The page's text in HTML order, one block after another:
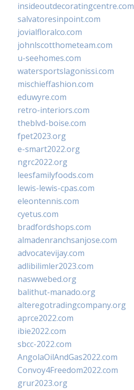
insideoutdecoratingcentre.com
salvatoresinpoint.com
jovialfloralco.com
johnlscotthometeam.com
u-seehomes.com
watersportslagonissi.com
mischieffashion.com
eduwyre.com
retro-interiors.com
theblvd-boise.com
fpet2023.org
e-smart2022.org
ngrc2022.org
leesfamilyfoods.com
lewis-lewis-cpas.com
eleontennis.com
cyetus.com
bradfordshops.com
almadenranchsanjose.com
advocatevijay.com
adlibilimler2023.com
naswwebed.org
balithut-manado.org
alteregotradingcompany.org
aprce2022.com
ibie2022.com
sbcc-2022.com
AngolaOilAndGas2022.com
Convoy4Freedom2022.com
grur2023.org